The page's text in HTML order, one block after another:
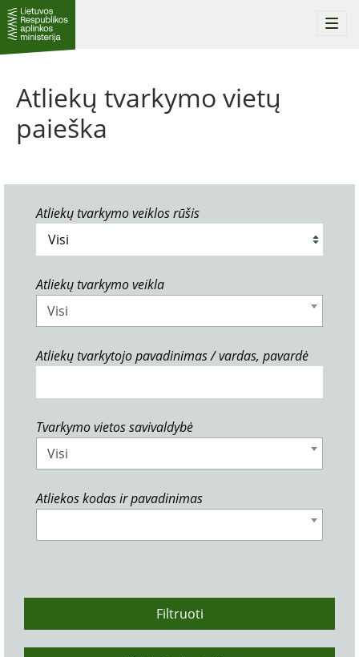
Atliekų tvarkymo vietų
paieška
Atliekų tvarkymo veiklos rūšis
Atliekų tvarkymo veikla
Visi
Atliekų tvarkytojo pavadinimas / vardas, pavardė
Tvarkymo vietos savivaldybė
Visi
Atliekos kodas ir pavadinimas
Filtruoti